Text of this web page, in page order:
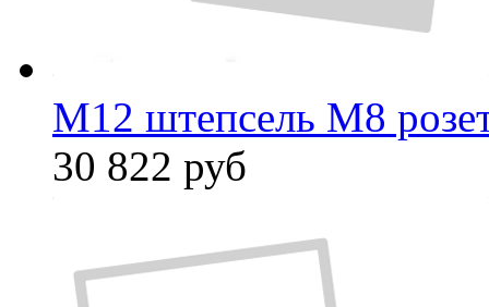
M12 штепсель M8
30 822 руб